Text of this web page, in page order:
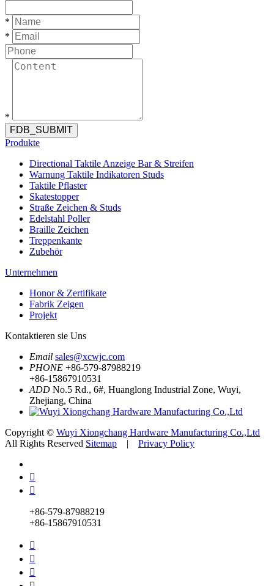
*
*
*
FDB_SUBMIT
Produkte
Directional Taktile Anzeige Bar & Streifen
Warnung Taktile Indikatoren Studs
Taktile Pflaster
Skatestopper
Straße Zeichen & Studs
Edelstahl Poller
Braille Zeichen
Treppenkante
Zubehör
Unternehmen
Honor & Zertifikate
Fabrik Zeigen
Projekt
Kontaktieren sie Uns
Email sales@xcwjc.com
PHONE +86-579-87988219
+86-15867910531
ADD No.5 Rd., 6#, Huanglong Industrial Zone, Wuyi,
Zhejiang, China
Copyright © Wuyi Xiongchang Hardware Manufacturing Co.,Ltd
All Rights Reserved Sitemap | Privacy Policy


+86-579-87988219
+86-15867910531


